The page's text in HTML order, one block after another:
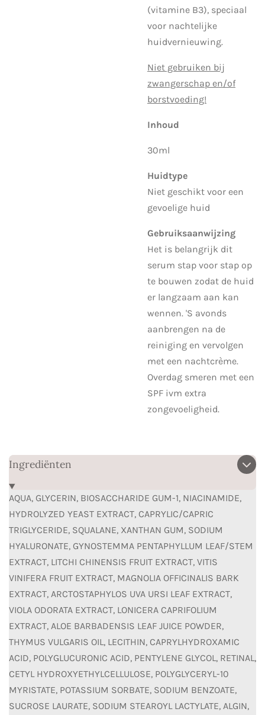
(vitamine B3), speciaal
voor nachtelijke
huidvernieuwing.
Niet gebruiken bij
zwangerschap en/of
borstvoeding!
Inhoud
30ml
Huidtype
Niet geschikt voor een
gevoelige huid
Gebruiksaanwijzing
Het is belangrijk dit
serum stap voor stap op
te bouwen zodat de huid
er langzaam aan kan
wennen. 'S avonds
aanbrengen na de
reiniging en vervolgen
met een nachtcrème.
Overdag smeren met een
SPF ivm extra
zongevoeligheid.
Ingrediënten
AQUA, GLYCERIN, BIOSACCHARIDE GUM-1, NIACINAMIDE,
HYDROLYZED YEAST EXTRACT, CAPRYLIC/CAPRIC
TRIGLYCERIDE, SQUALANE, XANTHAN GUM, SODIUM
HYALURONATE, GYNOSTEMMA PENTAPHYLLUM LEAF/STEM
EXTRACT, LITCHI CHINENSIS FRUIT EXTRACT, VITIS
VINIFERA FRUIT EXTRACT, MAGNOLIA OFFICINALIS BARK
EXTRACT, ARCTOSTAPHYLOS UVA URSI LEAF EXTRACT,
VIOLA ODORATA EXTRACT, LONICERA CAPRIFOLIUM
EXTRACT, ALOE BARBADENSIS LEAF JUICE POWDER,
THYMUS VULGARIS OIL, LECITHIN, CAPRYLHYDROXAMIC
ACID, POLYGLUCURONIC ACID, PENTYLENE GLYCOL, RETINAL,
CETYL HYDROXYETHYLCELLULOSE, POLYGLYCERYL-10
MYRISTATE, POTASSIUM SORBATE, SODIUM BENZOATE,
SUCROSE LAURATE, SODIUM STEAROYL LACTYLATE, ALGIN,